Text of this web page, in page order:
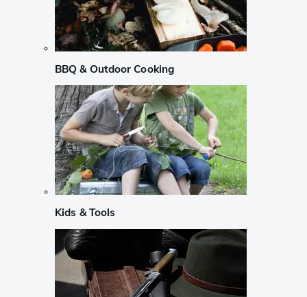
BBQ & Outdoor Cooking
Kids & Tools